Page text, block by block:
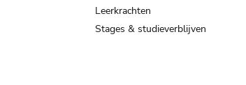
Leerkrachten
Stages & studieverblijven